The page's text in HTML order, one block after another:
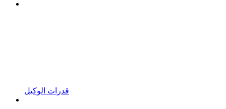
قدرات الوكيل